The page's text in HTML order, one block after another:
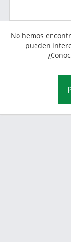
No hemos
pueden